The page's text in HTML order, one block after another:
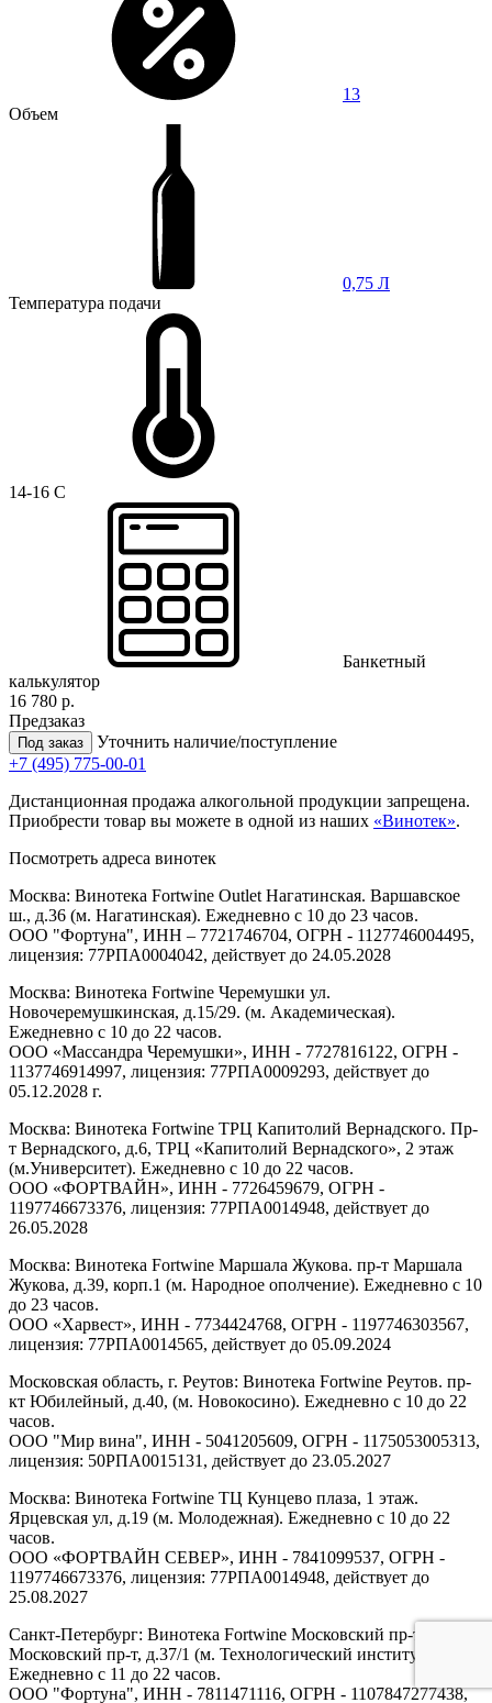
13
Объем
0,75 Л
Температура подачи
14-16 C
Банкетный
калькулятор
16 780 р.
Предзаказ
Под заказ
Уточнить наличие/поступление
+7 (495) 775-00-01
Дистанционная продажа алкогольной продукции запрещена.
Приобрести товар вы можете в одной из наших «Винотек».
Посмотреть адреса винотек
Москва: Винотека Fortwine Outlet Нагатинская. Варшавское
ш., д.36 (м. Нагатинская). Ежедневно с 10 до 23 часов.
ООО "Фортуна", ИНН – 7721746704, ОГРН - 1127746004495,
лицензия: 77РПА0004042, действует до 24.05.2028
Москва: Винотека Fortwine Черемушки ул.
Новочеремушкинская, д.15/29. (м. Академическая).
Ежедневно с 10 до 22 часов.
ООО «Массандра Черемушки», ИНН - 7727816122, ОГРН -
1137746914997, лицензия: 77РПА0009293, действует до
05.12.2028 г.
Москва: Винотека Fortwine ТРЦ Капитолий Вернадского. Пр-
т Вернадского, д.6, ТРЦ «Капитолий Вернадского», 2 этаж
(м.Университет). Ежедневно с 10 до 22 часов.
ООО «ФОРТВАЙН», ИНН - 7726459679, ОГРН -
1197746673376, лицензия: 77РПА0014948, действует до
26.05.2028
Москва: Винотека Fortwine Маршала Жукова. пр-т Маршала
Жукова, д.39, корп.1 (м. Народное ополчение). Ежедневно с 10
до 23 часов.
ООО «Харвест», ИНН - 7734424768, ОГРН - 1197746303567,
лицензия: 77РПА0014565, действует до 05.09.2024
Московская область, г. Реутов: Винотека Fortwine Реутов. пр-
кт Юбилейный, д.40, (м. Новокосино). Ежедневно с 10 до 22
часов.
ООО "Мир вина", ИНН - 5041205609, ОГРН - 1175053005313,
лицензия: 50РПА0015131, действует до 23.05.2027
Москва: Винотека Fortwine ТЦ Кунцево плаза, 1 этаж.
Ярцевская ул, д.19 (м. Молодежная). Ежедневно с 10 до 22
часов.
ООО «ФОРТВАЙН СЕВЕР», ИНН - 7841099537, ОГРН -
1197746673376, лицензия: 77РПА0014948, действует до
25.08.2027
Санкт-Петербург: Винотека Fortwine Московский пр-т.
Московский пр-т, д.37/1 (м. Технологический институт).
Ежедневно с 11 до 22 часов.
ООО "Фортуна", ИНН - 7811471116, ОГРН - 1107847277438,